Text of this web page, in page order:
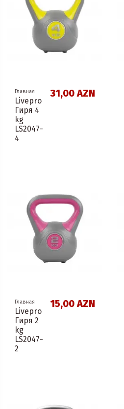
Главная
Livepro
Гиря 4
kg
LS2047-
4
31,00 AZN
Главная
Livepro
Гиря 2
kg
LS2047-
2
15,00 AZN